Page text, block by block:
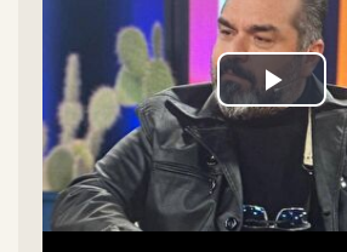
Play
Video